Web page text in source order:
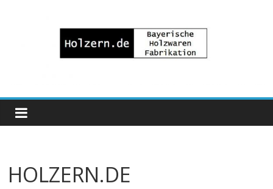
Bayrische
Holzwaren
Fabrikation
HOLZERN.DE